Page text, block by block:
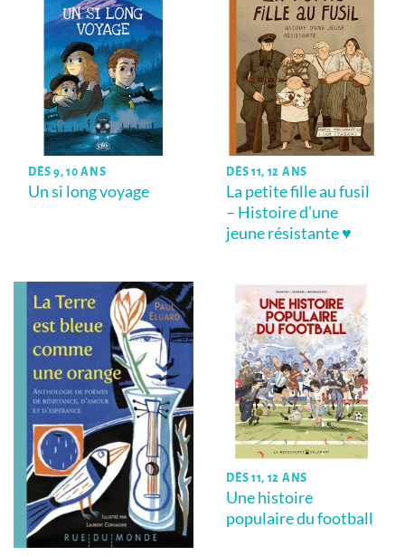
DÈS 9, 10 ANS
Un si long voyage
DÈS 11, 12 ANS
La petite fille au fusil
– Histoire d’une
jeune résistante ♥
DÈS 11, 12 ANS
Une histoire
populaire du football